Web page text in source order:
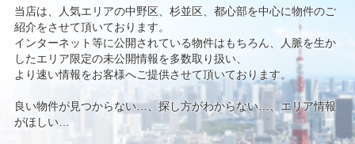
当店は、人気エリアの中野区、杉並区、都心部を中心に物件のご
紹介をさせて頂いております。
インターネット等に公開されている物件はもちろん、人脈を生か
したエリア限定の未公開情報を多数取り扱い、
より速い情報をお客様へご提供させて頂いております。
良い物件が見つからない…、探し方がわからない…、エリア情報
がほしい…